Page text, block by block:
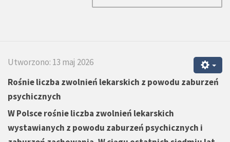
Utworzono: 13 maj 2026
Rośnie liczba zwolnień lekarskich z powodu zaburzeń
psychicznych
W Polsce rośnie liczba zwolnień lekarskich
wystawianych z powodu zaburzeń psychicznych i